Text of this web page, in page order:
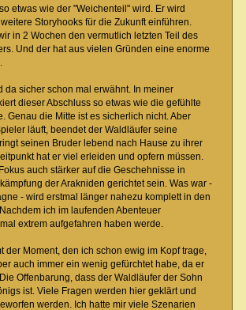
etwas wie der "Weichenteil" wird. Er wird
Storyhooks für die Zukunft einführen.
in 2 Wochen den vermutlich letzten Teil des
Und der hat aus vielen Gründen eine enorme
da sicher schon mal erwähnt. In meiner
dieser Abschluss so etwas wie die gefühlte
Genau die Mitte ist es sicherlich nicht. Aber
läuft, beendet der Waldläufer seine
seinen Bruder lebend nach Hause zu ihrer
hat er viel erleiden und opfern müssen.
auch stärker auf die Geschehnisse in
der Arakniden gerichtet sein. Was war -
- wird erstmal länger nahezu komplett in den
ich im laufenden Abenteuer
extrem aufgefahren haben werde.
der Moment, den ich schon ewig im Kopf trage,
auch immer ein wenig gefürchtet habe, da er
Offenbarung, dass der Waldläufer der Sohn
ist. Viele Fragen werden hier geklärt und
werden. Ich hatte mir viele Szenarien